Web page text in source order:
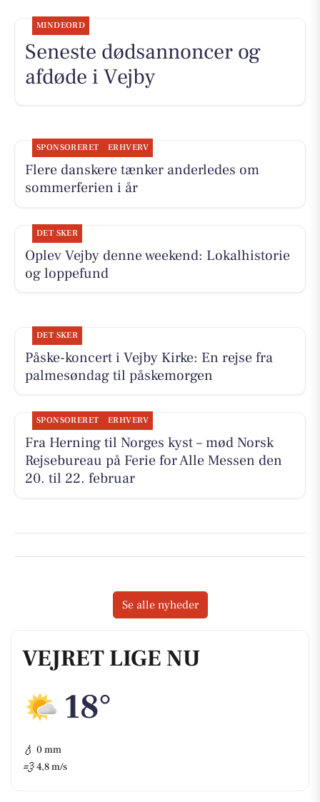
VEJRET LIGE NU
18°
💧 0 mm
💨 4,8 m/s
MINDEORD
Seneste dødsannoncer og
afdøde i Vejby
SPONSORERET ERHVERV
Flere danskere tænker anderledes om
sommerferien i år
DET SKER
Oplev Vejby denne weekend: Lokalhistorie
og loppefund
DET SKER
Påske-koncert i Vejby Kirke: En rejse fra
palmesøndag til påskemorgen
SPONSORERET ERHVERV
Fra Herning til Norges kyst – mød Norsk
Rejsebureau på Ferie for Alle Messen den
20. til 22. februar
Se alle nyheder